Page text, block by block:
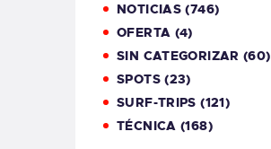
NOTICIAS (746)
OFERTA (4)
SIN CATEGORIZAR (60)
SPOTS(23)
SURF-TRIPS (121)
TÉCNICA (168)